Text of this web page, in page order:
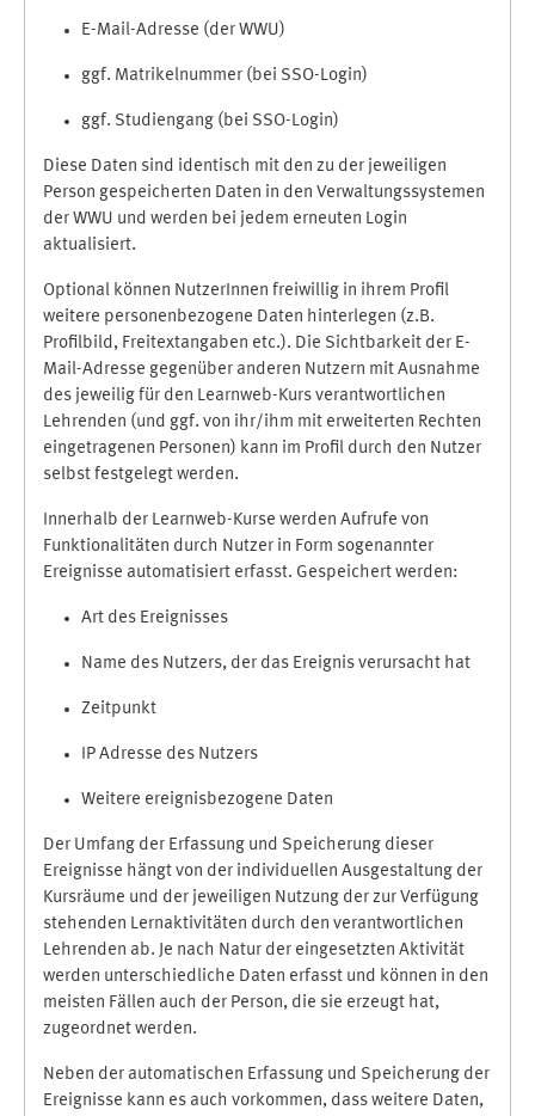
E-Mail-Adresse (der WWU)
ggf. Matrikelnummer (bei SSO-Login)
ggf. Studiengang (bei SSO-Login)
Diese Daten sind identisch mit den zu der jeweiligen
Person gespeicherten Daten in den Verwaltungssystemen
der WWU und werden bei jedem erneuten Login
aktualisiert.
Optional können NutzerInnen freiwillig in ihrem Profil
weitere personenbezogene Daten hinterlegen (z.B.
Profilbild, Freitextangaben etc.). Die Sichtbarkeit der E-
Mail-Adresse gegenüber anderen Nutzern mit Ausnahme
des jeweilig für den Learnweb-Kurs verantwortlichen
Lehrenden (und ggf. von ihr/ihm mit erweiterten Rechten
eingetragenen Personen) kann im Profil durch den Nutzer
selbst festgelegt werden.
Innerhalb der Learnweb-Kurse werden Aufrufe von
Funktionalitäten durch Nutzer in Form sogenannter
Ereignisse automatisiert erfasst. Gespeichert werden:
Art des Ereignisses
Name des Nutzers, der das Ereignis verursacht hat
Zeitpunkt
IP Adresse des Nutzers
Weitere ereignisbezogene Daten
Der Umfang der Erfassung und Speicherung dieser
Ereignisse hängt von der individuellen Ausgestaltung der
Kursräume und der jeweiligen Nutzung der zur Verfügung
stehenden Lernaktivitäten durch den verantwortlichen
Lehrenden ab. Je nach Natur der eingesetzten Aktivität
werden unterschiedliche Daten erfasst und können in den
meisten Fällen auch der Person, die sie erzeugt hat,
zugeordnet werden.
Neben der automatischen Erfassung und Speicherung der
Ereignisse kann es auch vorkommen, dass weitere Daten,